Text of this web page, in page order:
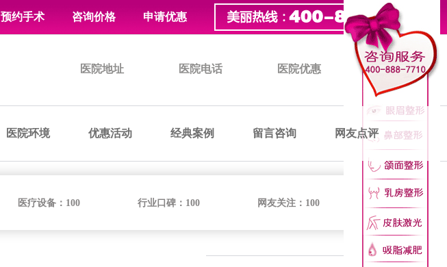
预约手术 咨询价格 申请优惠
医院地址 医院电话 医院优惠 医院价格
医院环境 优惠活动 经典案例 留言咨询 网友点评
医疗设备： 100 行业口碑： 100 网友关注： 100